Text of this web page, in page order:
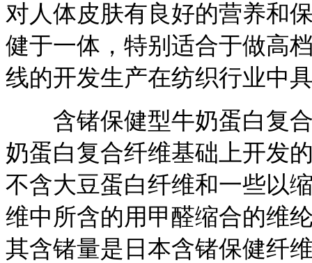
对人体皮肤有良好的营养和
健于一体，特别适合于做高
线的开发生产在纺织行业中
含锗保健型牛奶蛋白复合
奶蛋白复合纤维基础上开发
不含大豆蛋白纤维和一些以
维中所含的用甲醛缩合的维
其含锗量是日本含锗保健纤